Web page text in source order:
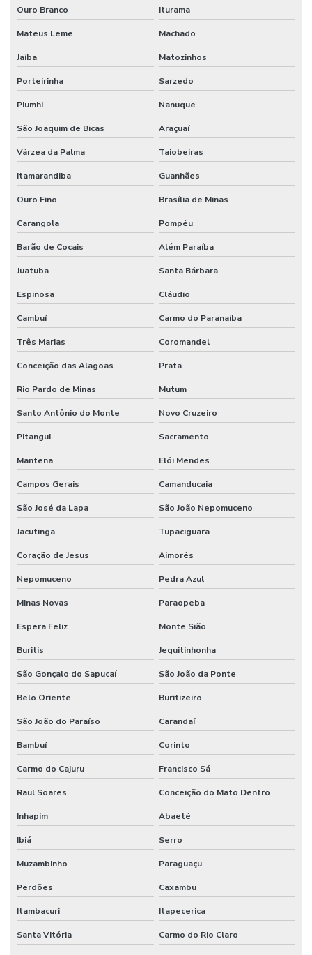
Ouro Branco Iturama
Mateus Leme Machado
Jaíba Matozinhos
Porteirinha Sarzedo
Piumhi Nanuque
São Joaquim de Bicas Araçuaí
Várzea da Palma Taiobeiras
Itamarandiba Guanhães
Ouro Fino Brasília de Minas
Carangola Pompéu
Barão de Cocais Além Paraíba
Juatuba Santa Bárbara
Espinosa Cláudio
Cambuí Carmo do Paranaíba
Três Marias Coromandel
Conceição das Alagoas Prata
Rio Pardo de Minas Mutum
Santo Antônio do Monte Novo Cruzeiro
Pitangui Sacramento
Mantena Elói Mendes
Campos Gerais Camanducaia
São José da Lapa São João Nepomuceno
Jacutinga Tupaciguara
Coração de Jesus Aimorés
Nepomuceno Pedra Azul
Minas Novas Paraopeba
Espera Feliz Monte Sião
Buritis Jequitinhonha
São Gonçalo do Sapucaí São João da Ponte
Belo Oriente Buritizeiro
São João do Paraíso Carandaí
Bambuí Corinto
Carmo do Cajuru Francisco Sá
Raul Soares Conceição do Mato Dentro
Inhapim Abaeté
Ibiá Serro
Muzambinho Paraguaçu
Perdões Caxambu
Itambacuri Itapecerica
Santa Vitória Carmo do Rio Claro